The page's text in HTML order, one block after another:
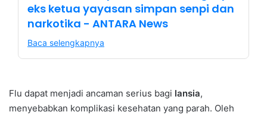
eks ketua yayasan simpan senpi dan
narkotika - ANTARA News
Baca selengkapnya
Flu dapat menjadi ancaman serius bagi lansia,
menyebabkan komplikasi kesehatan yang parah. Oleh